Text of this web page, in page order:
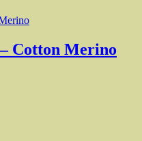
Cotton Merino